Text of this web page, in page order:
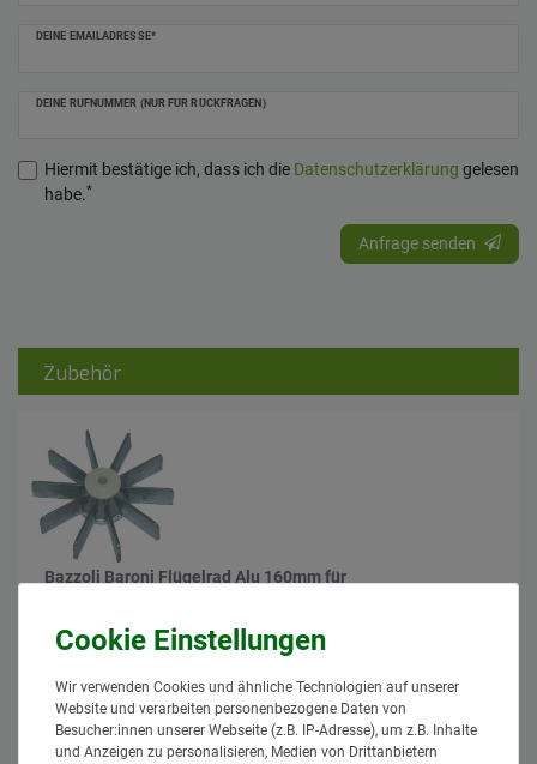
DEINE EMAILADRESSE*
DEINE RUFNUMMER (NUR FÜR RÜCKFRAGEN)
Hiermit bestätige ich, dass ich die Daten­schutz­erklärung gelesen
habe.*
Anfrage senden
Zubehör
Bazzoli Baroni Flügelrad Alu 160mm für
80,95 € *
Lieferzeit: 1 bis 3 Tage*
In den Warenkorb
inkl. MwSt. zzgl. Versand
Wir verwenden Cookies und ähnliche Technologien auf unserer
Website und verarbeiten personenbezogene Daten von
Besucher:innen unserer Webseite (z.B. IP-Adresse), um z.B. Inhalte
und Anzeigen zu personalisieren, Medien von Drittanbietern